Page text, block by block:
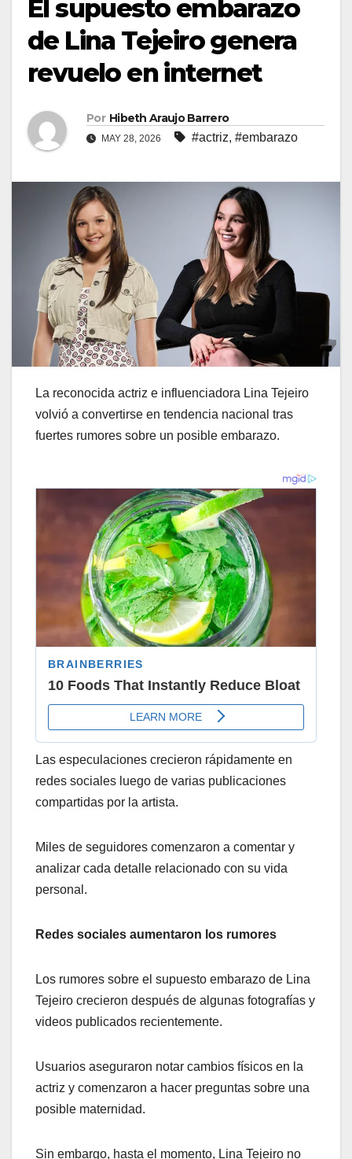
El supuesto embarazo
de Lina Tejeiro genera
revuelo en internet
Por Hibeth Araujo Barrero
MAY 28, 2026 #actriz, #embarazo
La reconocida actriz e influenciadora Lina Tejeiro
volvió a convertirse en tendencia nacional tras
fuertes rumores sobre un posible embarazo.
Las especulaciones crecieron rápidamente en
redes sociales luego de varias publicaciones
compartidas por la artista.
Miles de seguidores comenzaron a comentar y
analizar cada detalle relacionado con su vida
personal.
Redes sociales aumentaron los rumores
Los rumores sobre el supuesto embarazo de Lina
Tejeiro crecieron después de algunas fotografías y
videos publicados recientemente.
Usuarios aseguraron notar cambios físicos en la
actriz y comenzaron a hacer preguntas sobre una
posible maternidad.
Sin embargo, hasta el momento, Lina Tejeiro no